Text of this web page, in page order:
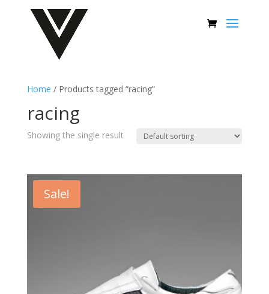
Home / Products tagged “racing”
racing
Showing the single result
Sale!